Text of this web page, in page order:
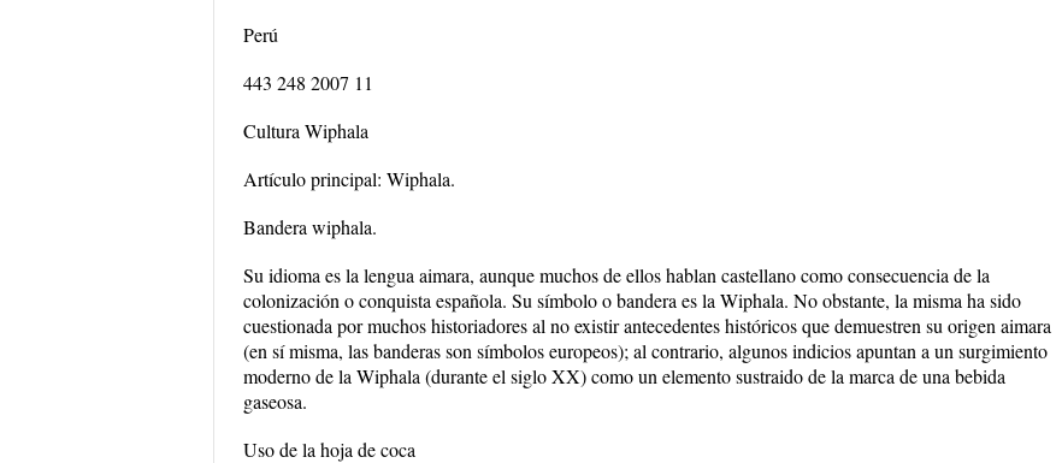
Perú
443 248 2007 11
Cultura Wiphala
Artículo principal: Wiphala.
Bandera wiphala.
Su idioma es la lengua aimara, aunque muchos de ellos hablan castellano como consecuencia de la
colonización o conquista española. Su símbolo o bandera es la Wiphala. No obstante, la misma ha sido
cuestionada por muchos historiadores al no existir antecedentes históricos que demuestren su origen aimara
(en sí misma, las banderas son símbolos europeos); al contrario, algunos indicios apuntan a un surgimiento
moderno de la Wiphala (durante el siglo XX) como un elemento sustraido de la marca de una bebida
gaseosa.
Uso de la hoja de coca